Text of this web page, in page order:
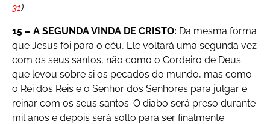
31)
15 – A SEGUNDA VINDA DE CRISTO: Da mesma forma
que Jesus foi para o céu, Ele voltará uma segunda vez
com os seus santos, não como o Cordeiro de Deus
que levou sobre si os pecados do mundo, mas como
o Rei dos Reis e o Senhor dos Senhores para julgar e
reinar com os seus santos. O diabo será preso durante
mil anos e depois será solto para ser finalmente